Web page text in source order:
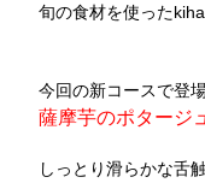
旬の食材を使った
今回の新コースで登
薩摩芋のポタージュ
しっとり滑らかな舌